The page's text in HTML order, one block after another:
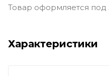
Товар оформляется под
Характеристики